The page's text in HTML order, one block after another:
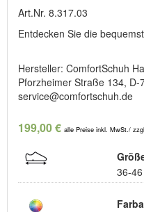
Art.Nr. 8.317.03
Entdecken Sie die
Hersteller: ComfortSchuh
Pforzheimer Straße 134, D-
service@comfortschuh.de
199,00 € alle Preise inkl. MwSt./
36-46